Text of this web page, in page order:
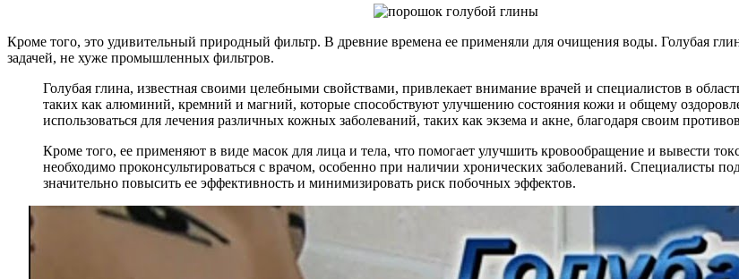
Кроме того, это удивительный природный фильтр. В древние времена ее применяли для очищения воды. Голубая
задачей, не хуже промышленных фильтров.
Голубая глина, известная своими целебными свойствами, привлекает внимание врачей и специалистов в
таких как алюминий, кремний и магний, которые способствуют улучшению состояния кожи и общему
использоваться для лечения различных кожных заболеваний, таких как экзема и акне, благодаря своим
Кроме того, ее применяют в виде масок для лица и тела, что помогает улучшить кровообращение и вывести
необходимо проконсультироваться с врачом, особенно при наличии хронических заболеваний. Специалисты
значительно повысить ее эффективность и минимизировать риск побочных эффектов.